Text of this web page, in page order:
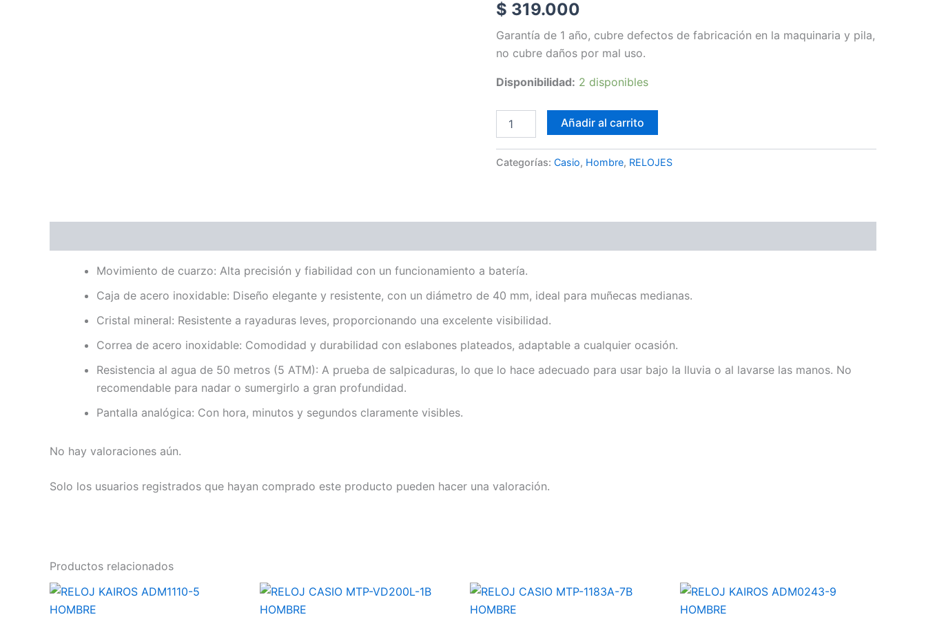
$ 319.000
Garantía de 1 año, cubre defectos de fabricación en la maquinaria y pila,
no cubre daños por mal uso.
Disponibilidad: 2 disponibles
cantidad
Añadir al carrito
Categorías: Casio, Hombre, RELOJES
Movimiento de cuarzo: Alta precisión y fiabilidad con un funcionamiento a batería.
Caja de acero inoxidable: Diseño elegante y resistente, con un diámetro de 40 mm, ideal para muñecas medianas.
Cristal mineral: Resistente a rayaduras leves, proporcionando una excelente visibilidad.
Correa de acero inoxidable: Comodidad y durabilidad con eslabones plateados, adaptable a cualquier ocasión.
Resistencia al agua de 50 metros (5 ATM): A prueba de salpicaduras, lo que lo hace adecuado para usar bajo la lluvia o al lavarse las manos. No
recomendable para nadar o sumergirlo a gran profundidad.
Pantalla analógica: Con hora, minutos y segundos claramente visibles.
No hay valoraciones aún.
Solo los usuarios registrados que hayan comprado este producto pueden hacer una valoración.
Productos relacionados